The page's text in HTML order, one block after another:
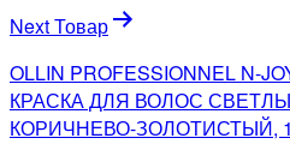
Next Товар
OLLIN PROFESSIONNEL N-
КРАСКА ДЛЯ ВОЛОС
КОРИЧНЕВО-ЗОЛОТИСТЫЙ,